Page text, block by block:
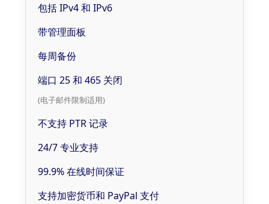
包括 IPv4 和 IPv6
带管理面板
每周备份
端口 25 和 465 关闭
(电子邮件限制适用)
不支持 PTR 记录
24/7 专业支持
99.9% 在线时间保证
支持加密货币和 PayPal 支付